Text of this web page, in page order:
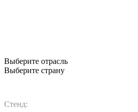
Выберите отрасль
Выберите страну
Стенд: